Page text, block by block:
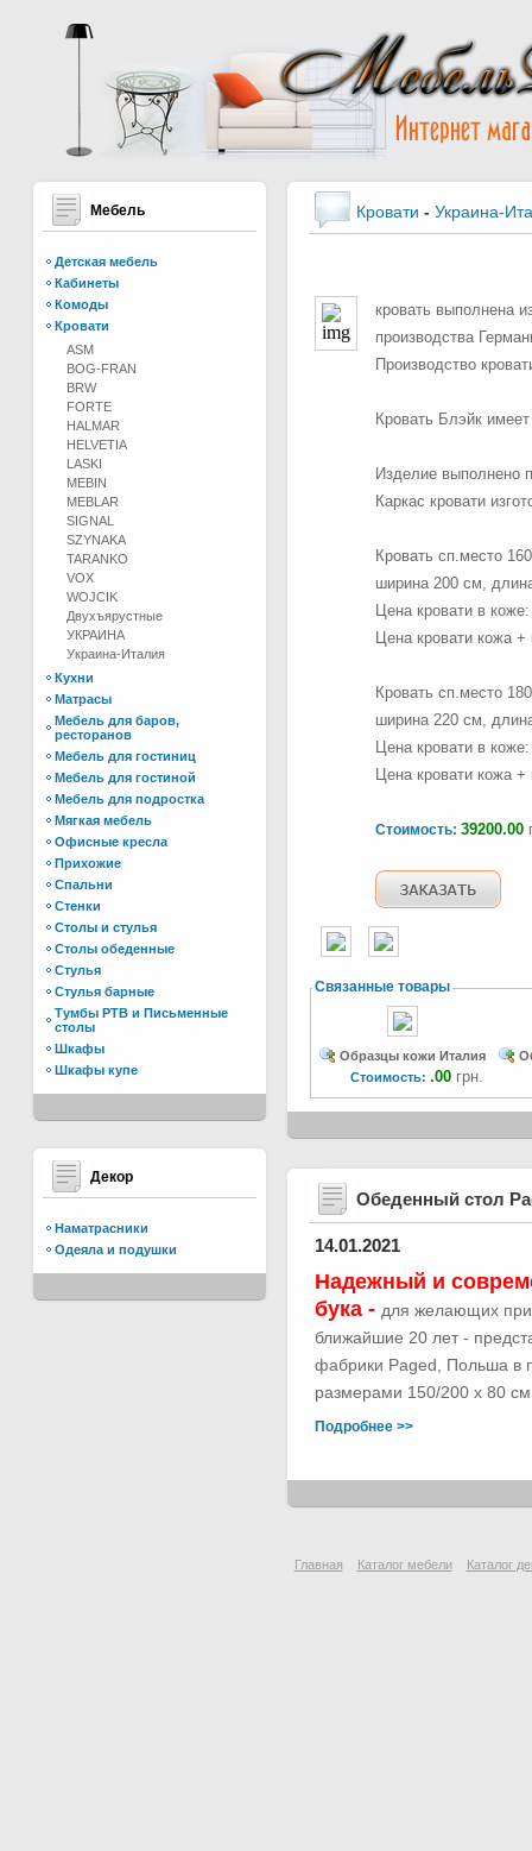
Мебель
Детская мебель
Кабинеты
Комоды
Кровати
ASM
BOG-FRAN
BRW
FORTE
HALMAR
HELVETIA
LASKI
MEBIN
MEBLAR
SIGNAL
SZYNAKA
TARANKO
VOX
WOJCIK
Двухъярустные
УКРАИНА
Украина-Италия
Кухни
Матрасы
Мебель для баров,
ресторанов
Мебель для гостиниц
Мебель для гостиной
Мебель для подростка
Мягкая мебель
Офисные кресла
Прихожие
Спальни
Стенки
Столы и стулья
Столы обеденные
Стулья
Стулья барные
Тумбы РТВ и Письменные
столы
Шкафы
Шкафы купе
Декор
Наматрасники
Одеяла и подушки
Кровати - Украина-
кровать выполнена
производства
Производство
Кровать Блэйк
Изделие выполнено
Каркас кровати
Кровать сп.место
ширина 200 см,
Цена кровати в
Цена кровати кожа
Кровать сп.место
ширина 220 см,
Цена кровати в
Цена кровати кожа
Стоимость: 39200.00
Связанные товары
Образцы кожи Италия
Стоимость: .00 грн.
Обеденный стол
14.01.2021
Надежный и
бука - для желающих
ближайшие 20 лет -
фабрики Paged, Польша в
размерами 150/200 х 80
Подробнее >>
Главная Каталог мебели Каталог